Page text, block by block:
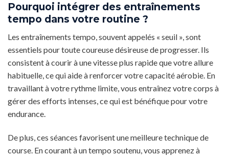
Pourquoi intégrer des entraînements
tempo dans votre routine ?
Les entraînements tempo, souvent appelés « seuil », sont
essentiels pour toute coureuse désireuse de progresser. Ils
consistent à courir à une vitesse plus rapide que votre allure
habituelle, ce qui aide à renforcer votre capacité aérobie. En
travaillant à votre rythme limite, vous entraînez votre corps à
gérer des efforts intenses, ce qui est bénéfique pour votre
endurance.
De plus, ces séances favorisent une meilleure technique de
course. En courant à un tempo soutenu, vous apprenez à